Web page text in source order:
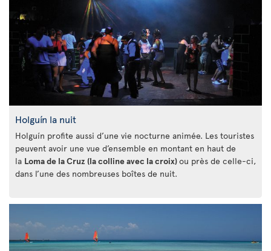
Holguín la nuit
Holguín profite aussi d’une vie nocturne animée. Les touristes
peuvent avoir une vue d’ensemble en montant en haut de
la Loma de la Cruz (la colline avec la croix)ou près de celle-ci,
dans l’une des nombreuses boîtes de nuit.